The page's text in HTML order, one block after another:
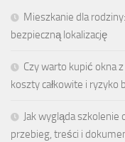
Mieszkanie dla
bezpieczną lokalizację
Czy warto kupić okna
koszty całkowite i ryzyko
Jak wygląda
przebieg, treści i